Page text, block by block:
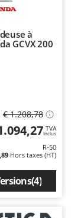
à
GCVX 200
€ 1.208,78
TVA
Inclus
R-50
Hors taxes (HT)